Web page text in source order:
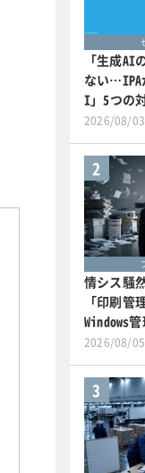
「生成AI
ない…IPA
I」5つの
2026/08/03
2
情シス騒
「印刷
Windows
2026/08/05
3